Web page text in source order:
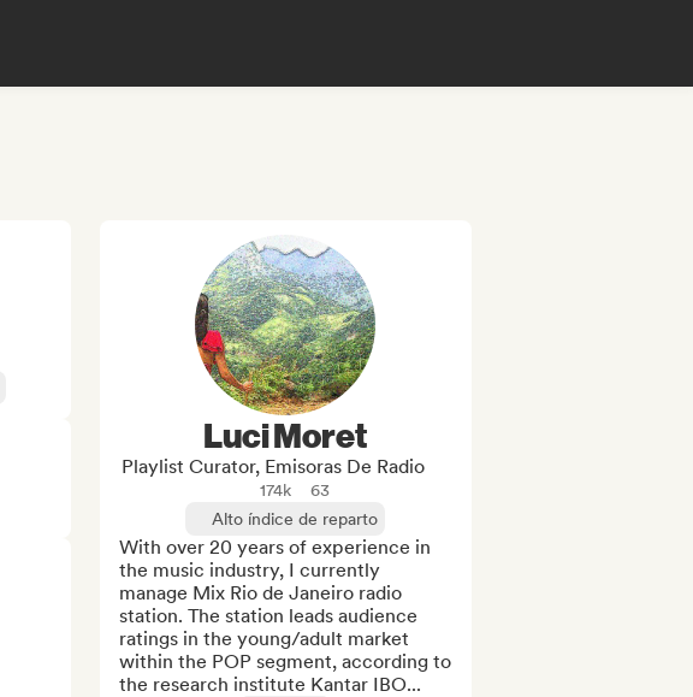
Luci Moret
Playlist Curator, Emisoras De Radio
174k
63
Alto índice de reparto
With over 20 years of experience in
the music industry, I currently
manage Mix Rio de Janeiro radio
station. The station leads audience
ratings in the young/adult market
within the POP segment, according to
the research institute Kantar IBO...